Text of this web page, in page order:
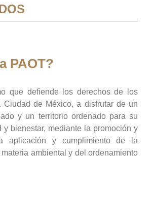
PAOT?
que defiende los derechos de los
Ciudad de México, a disfrutar de un
y un territorio ordenado para su
y bienestar, mediante la promoción y
aplicación y cumplimiento de la
ambiental y del ordenamiento